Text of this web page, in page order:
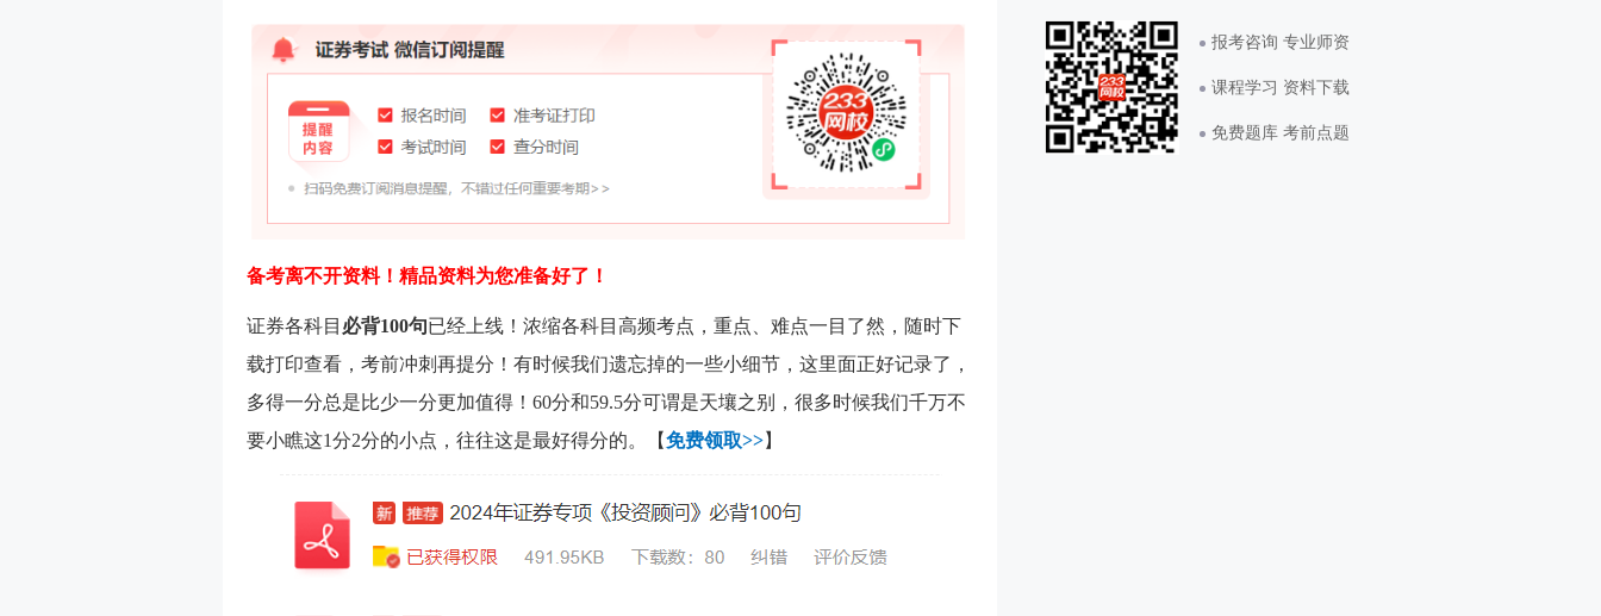
备考离不开资料！精品资料为您准备好了！
证券各科目 必背100句已经上线！浓缩各科目高频考点，重点、难点一目了然，随时下
载打印查看，考前冲刺再提分！有时候我们遗忘掉的一些小细节，这里面正好记录了，
多得一分总是比少一分更加值得！60分和59.5分可谓是天壤之别，很多时候我们千万不
要小瞧这1分2分的小点，往往这是最好得分的。【免费领取>>】
报考咨询 专业师资
课程学习 资料下载
免费题库 考前点题